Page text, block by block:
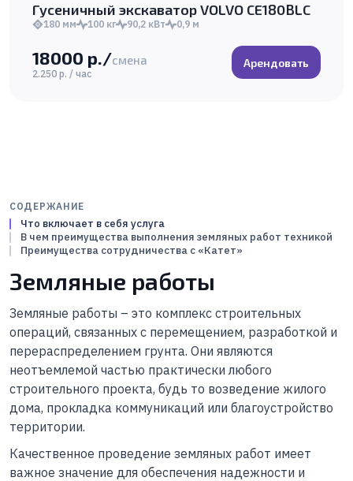
Гусеничный экскаватор VOLVO CE180BLC
180 мм 100 кг 90,2 кВт 0,9 м
18000 р./смена
2.250 р. / час
Арендовать
СОДЕРЖАНИЕ
Что включает в себя услуга
В чем преимущества выполнения земляных работ техникой
Преимущества сотрудничества с «Катет»
Земляные работы
Земляные работы – это комплекс строительных
операций, связанных с перемещением, разработкой и
перераспределением грунта. Они являются
неотъемлемой частью практически любого
строительного проекта, будь то возведение жилого
дома, прокладка коммуникаций или благоустройство
территории.
Качественное проведение земляных работ имеет
важное значение для обеспечения надежности и